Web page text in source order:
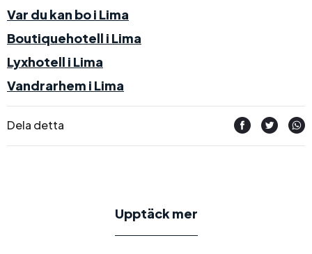
Var du kan bo i Lima
Boutiquehotell i Lima
Lyxhotell i Lima
Vandrarhem i Lima
Dela detta
Upptäck mer